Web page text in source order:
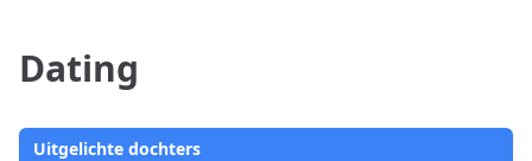
Dating
Uitgelichte dochters